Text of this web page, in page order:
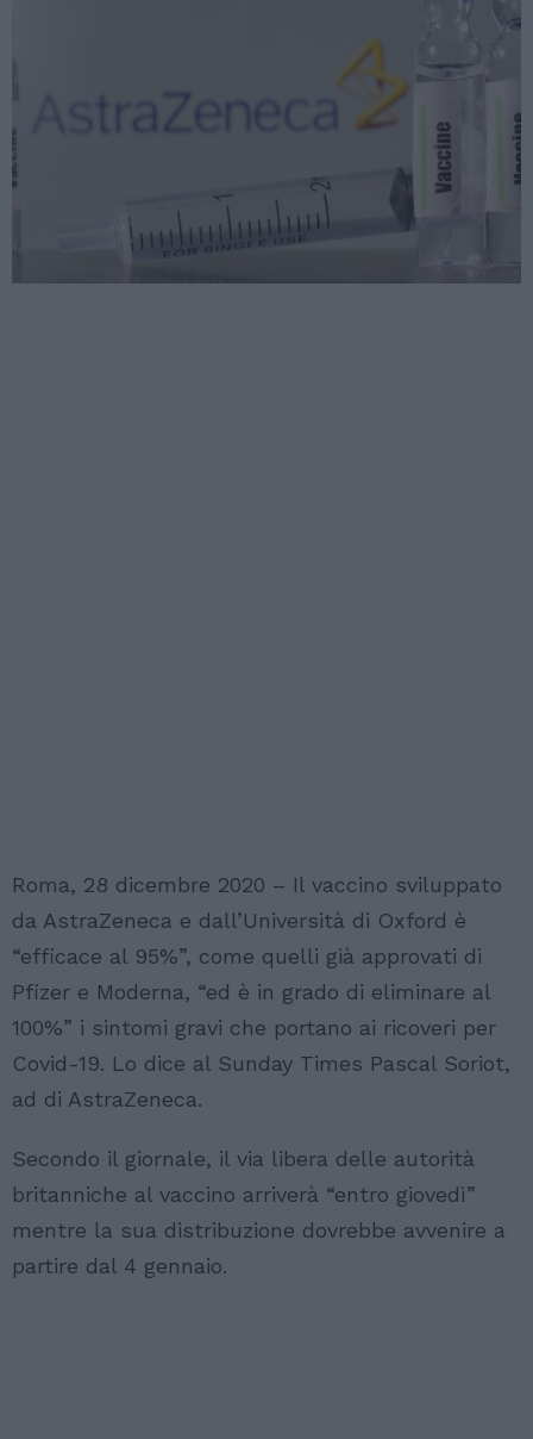
Roma, 28 dicembre 2020 – Il vaccino sviluppato
da AstraZeneca e dall’Università di Oxford è
“efficace al 95%”, come quelli già approvati di
Pfizer e Moderna, “ed è in grado di eliminare al
100%” i sintomi gravi che portano ai ricoveri per
Covid-19. Lo dice al Sunday Times Pascal Soriot,
ad di AstraZeneca.
Secondo il giornale, il via libera delle autorità
britanniche al vaccino arriverà “entro giovedì”
mentre la sua distribuzione dovrebbe avvenire a
partire dal 4 gennaio.